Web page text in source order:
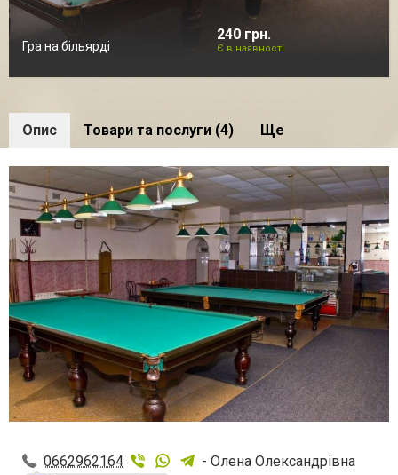
Гра на більярді
240 грн.
Є в наявності
Опис Товари та послуги (4) Ще
0662962164 - Олена Олександрівна